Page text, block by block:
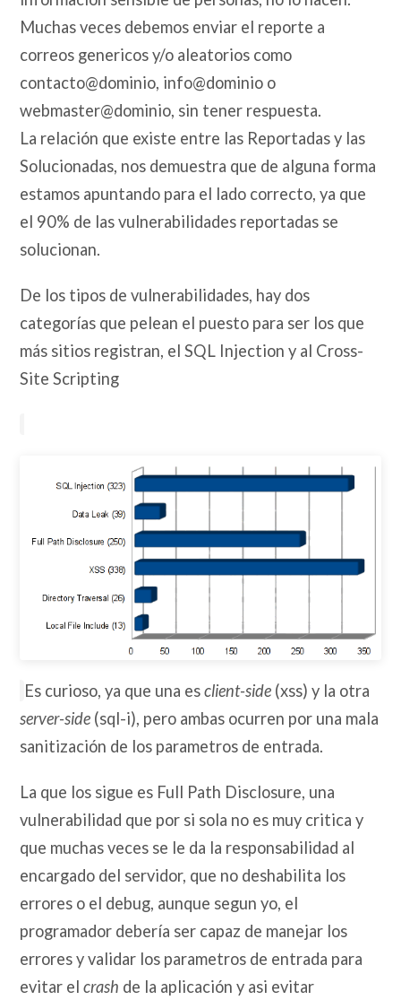
Muchas veces debemos enviar el reporte a
correos genericos y/o aleatorios como
contacto@dominio, info@dominio o
webmaster@dominio, sin tener respuesta.
La relación que existe entre las Reportadas y las
Solucionadas, nos demuestra que de alguna forma
estamos apuntando para el lado correcto, ya que
el 90% de las vulnerabilidades reportadas se
solucionan.
De los tipos de vulnerabilidades, hay dos
categorías que pelean el puesto para ser los que
más sitios registran, el SQL Injection y al Cross-
Site Scripting
Es curioso, ya que una esclient-side (xss) y la otra
server-side (sql-i), pero ambas ocurren por una mala
sanitización de los parametros de entrada.
La que los sigue es Full Path Disclosure, una
vulnerabilidad que por si sola no es muy critica y
que muchas veces se le da la responsabilidad al
encargado del servidor, que no deshabilita los
errores o el debug, aunque segun yo, el
programador debería ser capaz de manejar los
errores y validar los parametros de entrada para
evitar elcrash de la aplicación y asi evitar